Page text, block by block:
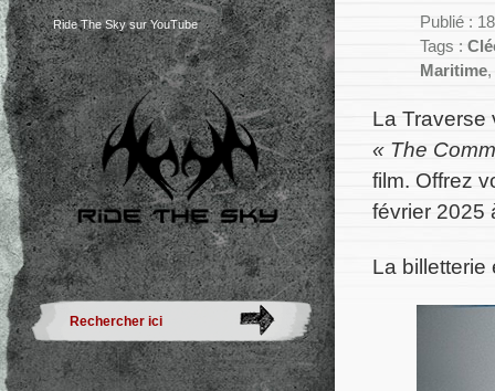
Ride The Sky sur YouTube
Publié :
Tags :
Maritime,
La Traverse
« The
film. Offrez
février 2025
La